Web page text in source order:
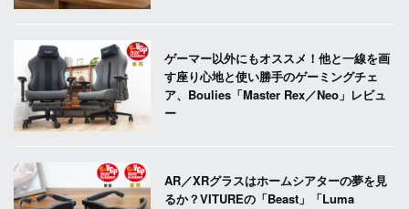
ゲーマー以外にもオススメ！他と一線を画
す座り心地と使い勝手のゲーミングチェ
ア、Boulies「Master Rex／Neo」レビュ
ー
AR／XRグラスはホームシアターの夢を見
るか？VITUREの「Beast」「Luma